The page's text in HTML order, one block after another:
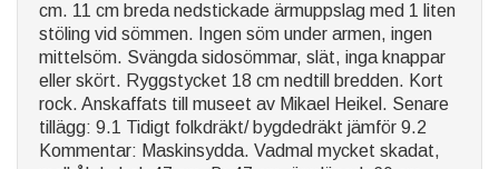
cm. 11 cm breda nedstickade ärmuppslag med 1 liten
stöling vid sömmen. Ingen söm under armen, ingen
mittelsöm. Svängda sidosömmar, slät, inga knappar
eller skört. Ryggstycket 18 cm nedtill bredden. Kort
rock. Anskaffats till museet av Mikael Heikel. Senare
tillägg: 9.1 Tidigt folkdräkt/ bygdedräkt jämför 9.2
Kommentar: Maskinsydda. Vadmal mycket skadat,